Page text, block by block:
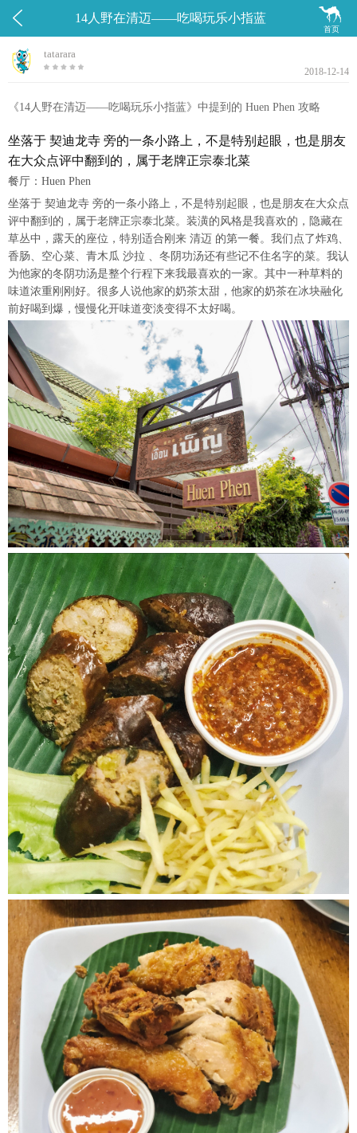
 
首页
14人野在清迈——吃喝玩乐小指蓝
tatarara
2018-12-14
《14人野在清迈——吃喝玩乐小指蓝》中提到的 Huen Phen 攻略
坐落于 契迪龙寺 旁的一条小路上，不是特别起眼，也是朋友
在大众点评中翻到的，属于老牌正宗泰北菜
餐厅：Huen Phen
坐落于 契迪龙寺 旁的一条小路上，不是特别起眼，也是朋友在大众点
评中翻到的，属于老牌正宗泰北菜。装潢的风格是我喜欢的，隐藏在
草丛中，露天的座位，特别适合刚来 清迈 的第一餐。我们点了炸鸡、
香肠、空心菜、青木瓜 沙拉 、冬阴功汤还有些记不住名字的菜。我认
为他家的冬阴功汤是整个行程下来我最喜欢的一家。其中一种草料的
味道浓重刚刚好。很多人说他家的奶茶太甜，他家的奶茶在冰块融化
前好喝到爆，慢慢化开味道变淡变得不太好喝。